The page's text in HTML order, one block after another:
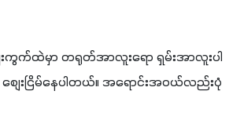
ကွက်ထဲမှာ တရုတ်အာလူးရော ရှမ်းအာလူးပါ
စျေးငြိမ်နေပါတယ်။ အရောင်းအဝယ်လည်းပုံ